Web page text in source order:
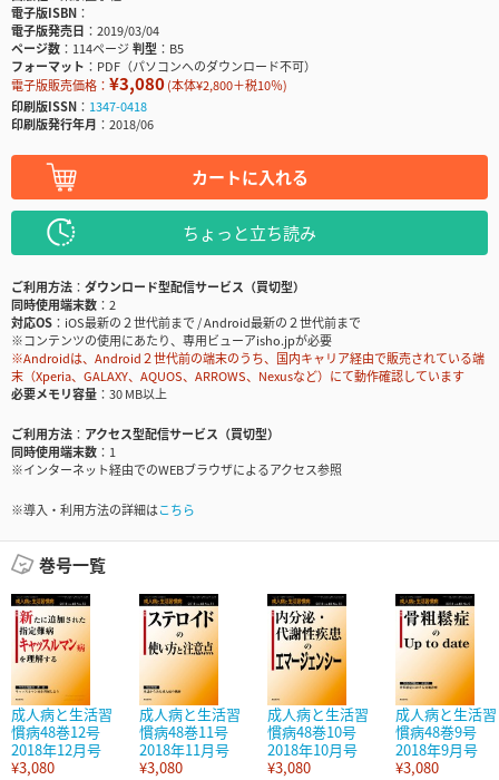
電子版ISBN
電子版発売日
2019/03/04
ページ数
114ページ判型
B5
フォーマット
PDF（パソコンへのダウンロード不可）
電子版販売価格： ¥3,080(本体¥2,800＋税10％)
印刷版ISSN
1347-0418
印刷版発行年月
2018/06
カートに入れる
ちょっと立ち読み
ご利用方法
ダウンロード型配信サービス（買切型）
同時使用端末数
2
対応OS
iOS最新の２世代前まで / Android最新の２世代前まで
※コンテンツの使用にあたり、専用ビューアisho.jpが必要
※Androidは、Android２世代前の端末のうち、国内キャリア経由で販売されている端
末（Xperia、GALAXY、AQUOS、ARROWS、Nexusなど）にて動作確認しています
必要メモリ容量
30 MB以上
ご利用方法
アクセス型配信サービス（買切型）
同時使用端末数
1
※インターネット経由でのWEBブラウザによるアクセス参照
※導入・利用方法の詳細はこちら
巻号一覧
成人病と生活習
慣病48巻12号
2018年12月号
¥3,080
成人病と生活習
慣病48巻11号
2018年11月号
¥3,080
成人病と生活習
慣病48巻10号
2018年10月号
¥3,080
成人病と生活習
慣病48巻9号
2018年9月号
¥3,080